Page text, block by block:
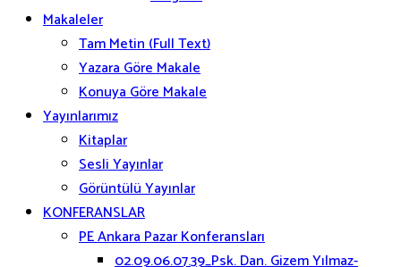
Makaleler
Tam Metin (Full Text)
Yazara Göre Makale
Konuya Göre Makale
Yayınlarımız
Kitaplar
Sesli Yayınlar
Görüntülü Yayınlar
KONFERANSLAR
PE Ankara Pazar Konferansları
02.09.06.07.39_Psk. Dan. Gizem Yılmaz-